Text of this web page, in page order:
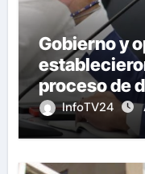
Gobierno y
proceso de
InfoTV24